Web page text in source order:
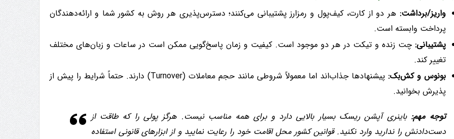
واریز/برداشت: هر دو از کارت، کیف‌پول و رمزارز پشتیبانی می‌کنند؛ دسترس‌پذیری هر روش به کشور شما و ارائه‌دهندگان
پرداخت وابسته است.
پشتیبانی: چت زنده و تیکت در هر دو موجود است. کیفیت و زمان پاسخ‌گویی ممکن است در ساعات و زبان‌های مختلف
تغییر کند.
بونوس و کش‌بک:
پیشنهادها جذاب‌اند اما معمولاً شروطی مانند حجم معاملات (Turnover) دارند. حتماً شرایط را پیش از
پذیرش بخوانید.
توجه مهم: باینری آپشن ریسک بسیار بالایی دارد و برای همه مناسب نیست. هرگز پولی را که طاقت از
دست‌دادنش را ندارید وارد نکنید. قوانین کشور محل اقامت خود را رعایت نمایید و از ابزارهای قانونی استفاده